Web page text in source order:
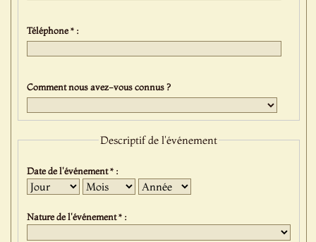
Téléphone * :
Comment nous avez-vous connus ?
Descriptif de l'événement
Date de l'événement * :
Jour Mois Année
Nature de l'événement * :